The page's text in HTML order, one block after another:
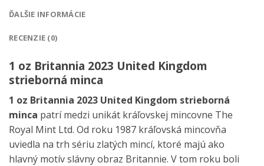
ĎALŠIE INFORMÁCIE
RECENZIE (0)
1 oz Britannia 2023 United Kingdom
strieborná minca
1 oz Britannia 2023 United Kingdom strieborná
minca patrí medzi unikát kráľovskej mincovne The
Royal Mint Ltd. Od roku 1987 kráľovská mincovňa
uviedla na trh sériu zlatých mincí, ktoré majú ako
hlavný motív slávny obraz Britannie. V tom roku boli